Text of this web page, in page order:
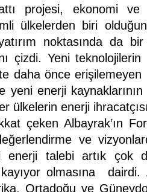
projesi, ekonomi ve
ülkelerden biri
noktasında da
çizdi. Yeni
daha önce
yeni enerji
ülkelerin enerji
çeken Albayrak’ın
ve
enerji talebi artık çok
kayıyor olmasına
Ortadoğu ve